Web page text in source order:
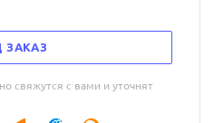
ЗАКАЗ
свяжутся с вами и уточнят